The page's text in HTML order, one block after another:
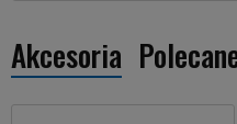
Akcesoria